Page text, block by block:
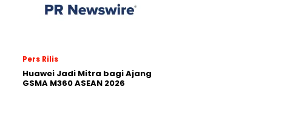
Pers Rilis
Huawei Jadi Mitra bagi Ajang
GSMA M360 ASEAN 2026